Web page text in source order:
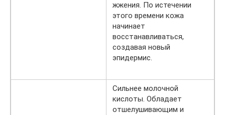
жжения. По истечении
этого времени кожа
начинает
восстанавливаться,
создавая новый
эпидермис.
Сильнее молочной
кислоты. Обладает
отшелушивающим и